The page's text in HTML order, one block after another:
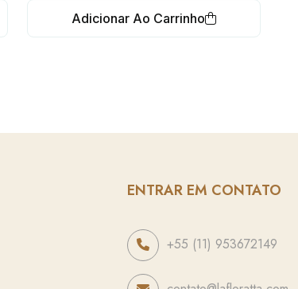
Adicionar Ao Carrinho
ENTRAR EM CONTATO
+55 (11) 953672149